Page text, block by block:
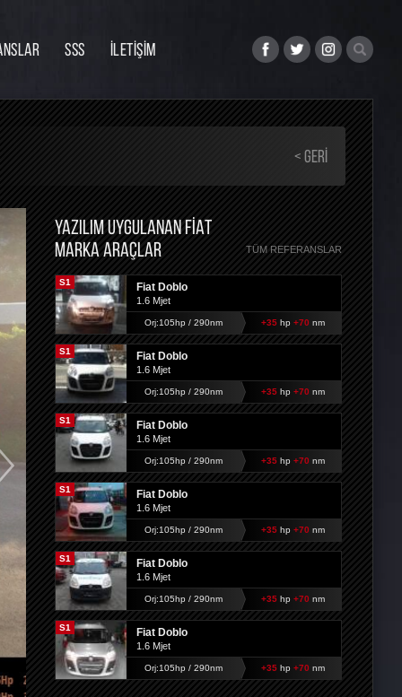
SSS İLETİŞİM
< GERI
YAZILIM UYGULANAN FIAT
MARKA ARAÇLAR
TÜM REFERANSLAR
S1 Fiat Doblo
1.6 Mjet
Orj:105hp / 290nm +35hp +70 nm
S1 Fiat Doblo
1.6 Mjet
Orj:105hp / 290nm +35hp +70 nm
S1 Fiat Doblo
1.6 Mjet
Orj:105hp / 290nm +35hp +70 nm
S1 Fiat Doblo
1.6 Mjet
Orj:105hp / 290nm +35hp +70 nm
S1 Fiat Doblo
1.6 Mjet
Orj:105hp / 290nm +35hp +70 nm
S1 Fiat Doblo
1.6 Mjet
Orj:105hp / 290nm +35hp +70 nm